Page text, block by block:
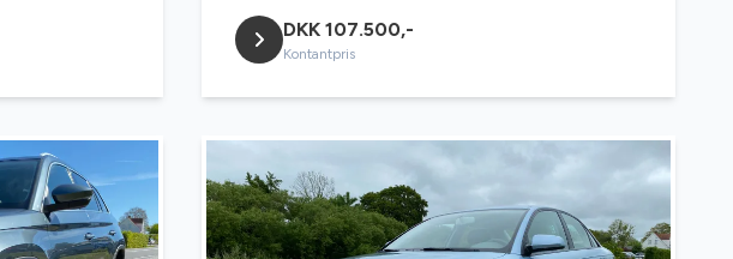
DKK 107.500,-
Kontantpris